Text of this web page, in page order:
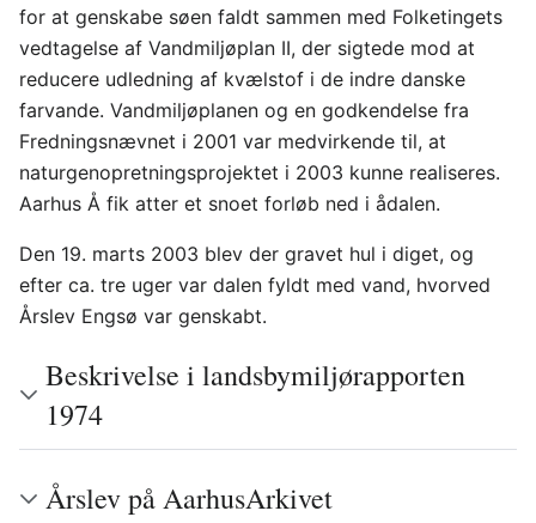
for at genskabe søen faldt sammen med Folketingets
vedtagelse af Vandmiljøplan II, der sigtede mod at
reducere udledning af kvælstof i de indre danske
farvande. Vandmiljøplanen og en godkendelse fra
Fredningsnævnet i 2001 var medvirkende til, at
naturgenopretningsprojektet i 2003 kunne realiseres.
Aarhus Å fik atter et snoet forløb ned i ådalen.
Den 19. marts 2003 blev der gravet hul i diget, og
efter ca. tre uger var dalen fyldt med vand, hvorved
Årslev Engsø var genskabt.
Beskrivelse i landsbymiljørapporten
1974
Årslev på AarhusArkivet